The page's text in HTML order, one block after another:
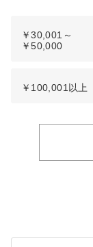
￥30,001～
￥50,000
￥100,001以上